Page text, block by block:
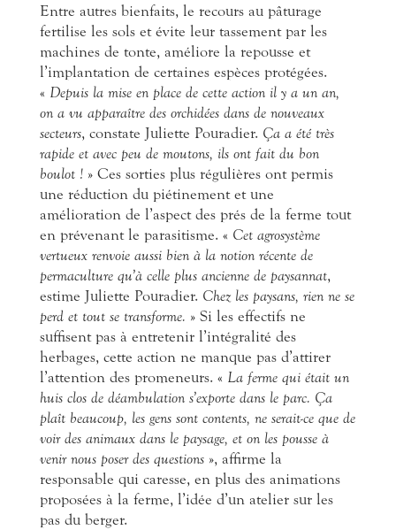
Entre autres bienfaits, le recours au pâturage
fertilise les sols et évite leur tassement par les
machines de tonte, améliore la repousse et
l’implantation de certaines espèces protégées.
« Depuis la mise en place de cette action il y a un an,
on a vu apparaître des orchidées dans de nouveaux
secteurs, constate Juliette Pouradier. Ça a été très
rapide et avec peu de moutons, ils ont fait du bon
boulot ! » Ces sorties plus régulières ont permis
une réduction du piétinement et une
amélioration de l’aspect des prés de la ferme tout
en prévenant le parasitisme. « Cet agrosystème
vertueux renvoie aussi bien à la notion récente de
permaculture qu’à celle plus ancienne de paysannat,
estime Juliette Pouradier. Chez les paysans, rien ne se
perd et tout se transforme. » Si les effectifs ne
suffisent pas à entretenir l’intégralité des
herbages, cette action ne manque pas d’attirer
l’attention des promeneurs. « La ferme qui était un
huis clos de déambulation s’exporte dans le parc. Ça
plaît beaucoup, les gens sont contents, ne serait-ce que de
voir des animaux dans le paysage, et on les pousse à
venir nous poser des questions », affirme la
responsable qui caresse, en plus des animations
proposées à la ferme, l’idée d’un atelier sur les
pas du berger.